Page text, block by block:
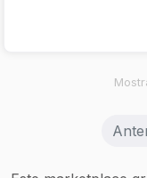
completada